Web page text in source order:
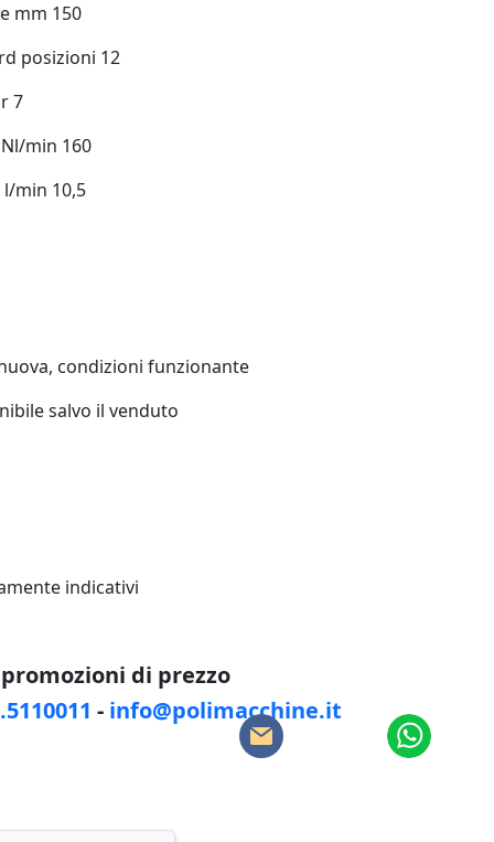
mm 150
posizioni 12
7
min 160
min 10,5
condizioni funzionante
salvo il venduto
indicativi
di prezzo
- info@polimacchine.it